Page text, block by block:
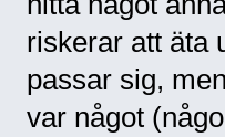
riskerar att äta
passar sig,
var något